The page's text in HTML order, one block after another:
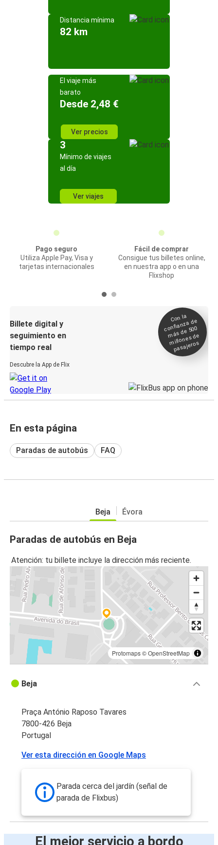
Distancia mínima
82 km
El viaje más
barato
Desde 2,48 €
Ver precios
3
Mínimo de viajes
al día
Ver viajes
Pago seguro
Utiliza Apple Pay, Visa y
tarjetas internacionales
Fácil de comprar
Consigue tus billetes online,
en nuestra app o en una
Flixshop
Billete digital y
seguimiento en
tiempo real
Descubre la App de Flix
Con la
confianza de
más de 500
millones de
pasajeros
En esta página
Paradas de autobús FAQ
Beja Évora
Paradas de autobús en Beja
Atención: tu billete incluye la dirección más reciente.
Protomaps©OpenStreetMap
Beja
Praça António Raposo Tavares
7800-426 Beja
Portugal
Ver esta dirección en Google Maps
Parada cerca del jardín (señal de
parada de Flixbus)
El mejor servicio a bordo